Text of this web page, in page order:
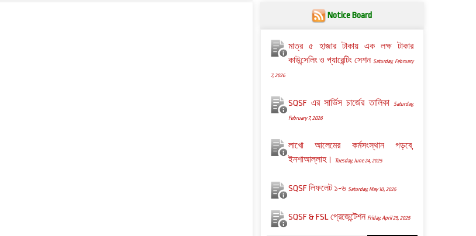
Notice Board
মাত্র ৫ হাজার টাকায় এক লক্ষ টাকার
কাউন্সেলিং ও প্যারেন্টিং সেশনSaturday, February
7, 2026
SQSF এর সার্ভিস চার্জের তালিকা Saturday,
February 7, 2026
লাখো আলেমের কর্মসংস্থান গড়বে,
ইনশাআল্লাহ।
Tuesday, June 24, 2025
SQSF লিফলেট ১-৬ Saturday, May 10, 2025
SQSF & FSL প্রেজেন্টেশন Friday, April 25, 2025